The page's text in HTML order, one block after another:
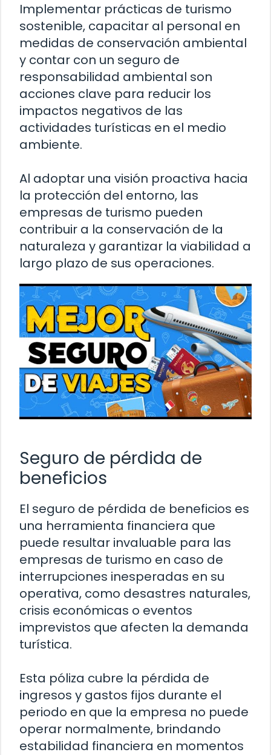
Implementar prácticas de turismo
sostenible, capacitar al personal en
medidas de conservación ambiental
y contar con un seguro de
responsabilidad ambiental son
acciones clave para reducir los
impactos negativos de las
actividades turísticas en el medio
ambiente.
Al adoptar una visión proactiva hacia
la protección del entorno, las
empresas de turismo pueden
contribuir a la conservación de la
naturaleza y garantizar la viabilidad a
largo plazo de sus operaciones.
Seguro de pérdida de
beneficios
El seguro de pérdida de beneficios es
una herramienta financiera que
puede resultar invaluable para las
empresas de turismo en caso de
interrupciones inesperadas en su
operativa, como desastres naturales,
crisis económicas o eventos
imprevistos que afecten la demanda
turística.
Esta póliza cubre la pérdida de
ingresos y gastos fijos durante el
periodo en que la empresa no puede
operar normalmente, brindando
estabilidad financiera en momentos